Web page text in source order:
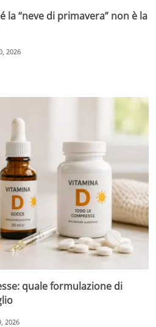
la “neve di primavera” non è la
2026
quale formulazione di
2026